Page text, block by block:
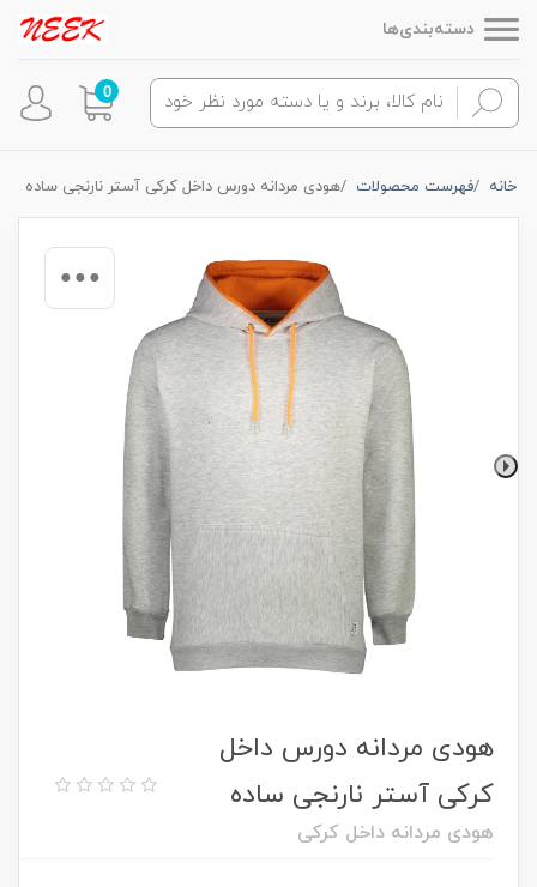
دسته‌بندی‌ها
0
خانه فهرست محصولات هودی مردانه دورس داخل کرکی آستر نارنجی ساده
هودی مردانه دورس داخل
کرکی آستر نارنجی ساده
هودی مردانه داخل کرکی